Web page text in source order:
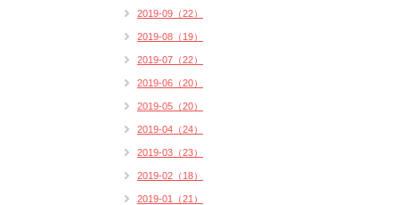
2019-09（22）
2019-08（19）
2019-07（22）
2019-06（20）
2019-05（20）
2019-04（24）
2019-03（23）
2019-02（18）
2019-01（21）